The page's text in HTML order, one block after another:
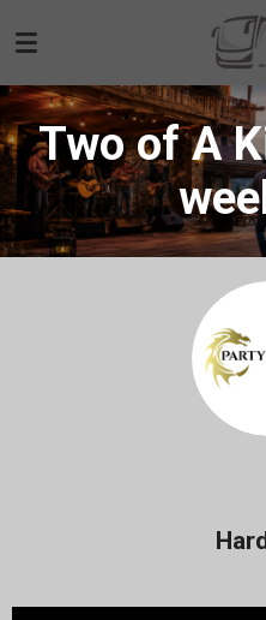
direct
naar
hoofdinhoud
Two of A